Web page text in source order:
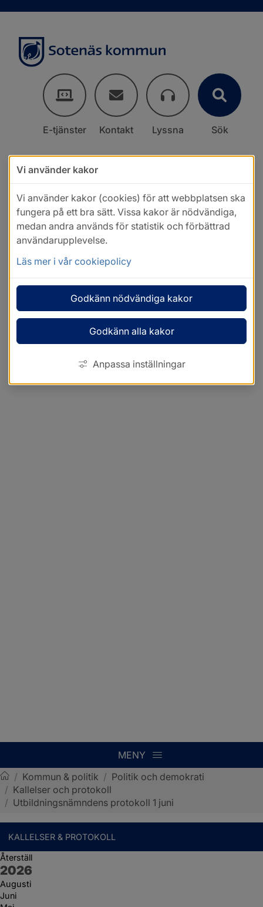
E-tjänster Kontakt Lyssna Sök
MENY
Sotenäs kommun
/ Kommun & politik / Politik och demokrati
/ Kallelser och protokoll
/ Utbildningsnämndens protokoll 1 juni
KALLELSER & PROTOKOLL
Återställ
År:
2026
Augusti
Juni
Vi använder kakor
Vi använder kakor (cookies) för att webbplatsen ska
fungera på ett bra sätt. Vissa kakor är nödvändiga,
medan andra används för statistik och förbättrad
användarupplevelse.
Läs mer i vår cookiepolicy
Godkänn nödvändiga kakor
Godkänn alla kakor
Anpassa inställningar